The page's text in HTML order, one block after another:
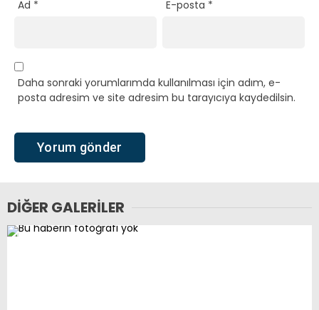
Ad * E-posta *
Daha sonraki yorumlarımda kullanılması için adım, e-
posta adresim ve site adresim bu tarayıcıya kaydedilsin.
DIĞER GALERILER